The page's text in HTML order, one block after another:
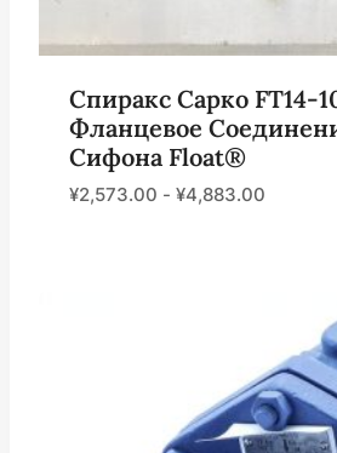
Спиракс Сарко FT14-
Фланцевое
Сифона Float®
¥2,573.00 - ¥4,883.00